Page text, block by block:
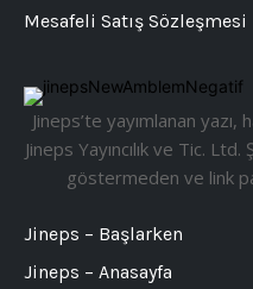
Jineps’te yayımlanan
Jineps Yayıncılık ve Tic.
göstermeden ve link
Jineps – Başlarken
Jineps – Anasayfa
Mesafeli Satış Sözleşmesi